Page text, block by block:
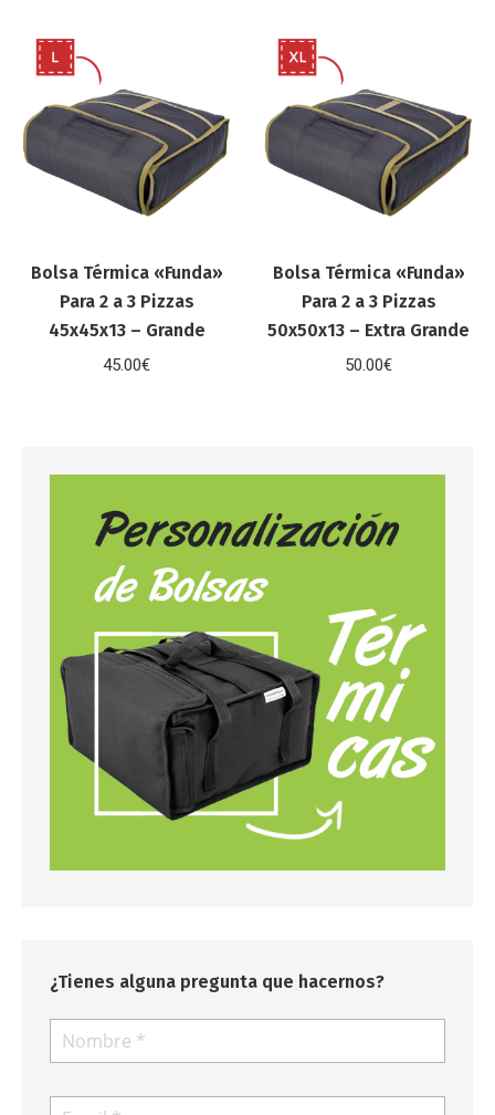
Bolsa Térmica «Funda»
Para 2 a 3 Pizzas
45x45x13 – Grande
45.00€
Bolsa Térmica «Funda»
Para 2 a 3 Pizzas
50x50x13 – Extra Grande
50.00€
¿Tienes alguna pregunta que hacernos?